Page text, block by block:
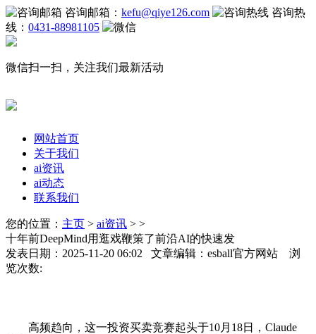
咨询邮箱： kefu@qiye126.com
咨询热
线： 0431-88981105
微信扫一扫，关注我们最新活动
网站首页
关于我们
ai资讯
ai动态
联系我们
您的位置： 主页 > ai资讯 > >
十年前DeepMind用逛戏鞭策了前沿AI的快速发
发表日期：2025-11-20 06:02 文章编辑：esball官方网站 浏
览次数:
高频趋向，这一投资买卖竞赛起头于10月18日，Claude